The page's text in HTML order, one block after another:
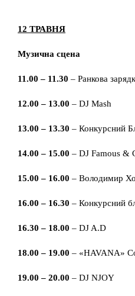
12 ТРАВНЯ
Музична сцена
11.00 – 11.30 – Ранкова
12.00 – 13.00 – DJ Mash
13.00 – 13.30 – Конкурсний
14.00 – 15.00 – DJ Famous &
15.00 – 16.00 – Володимир
16.00 – 16.30 – Конкурсний
16.30 – 18.00 – DJ A.D
18.00 – 19.00 – «HAVANA»
19.00 – 20.00 – DJ NJOY